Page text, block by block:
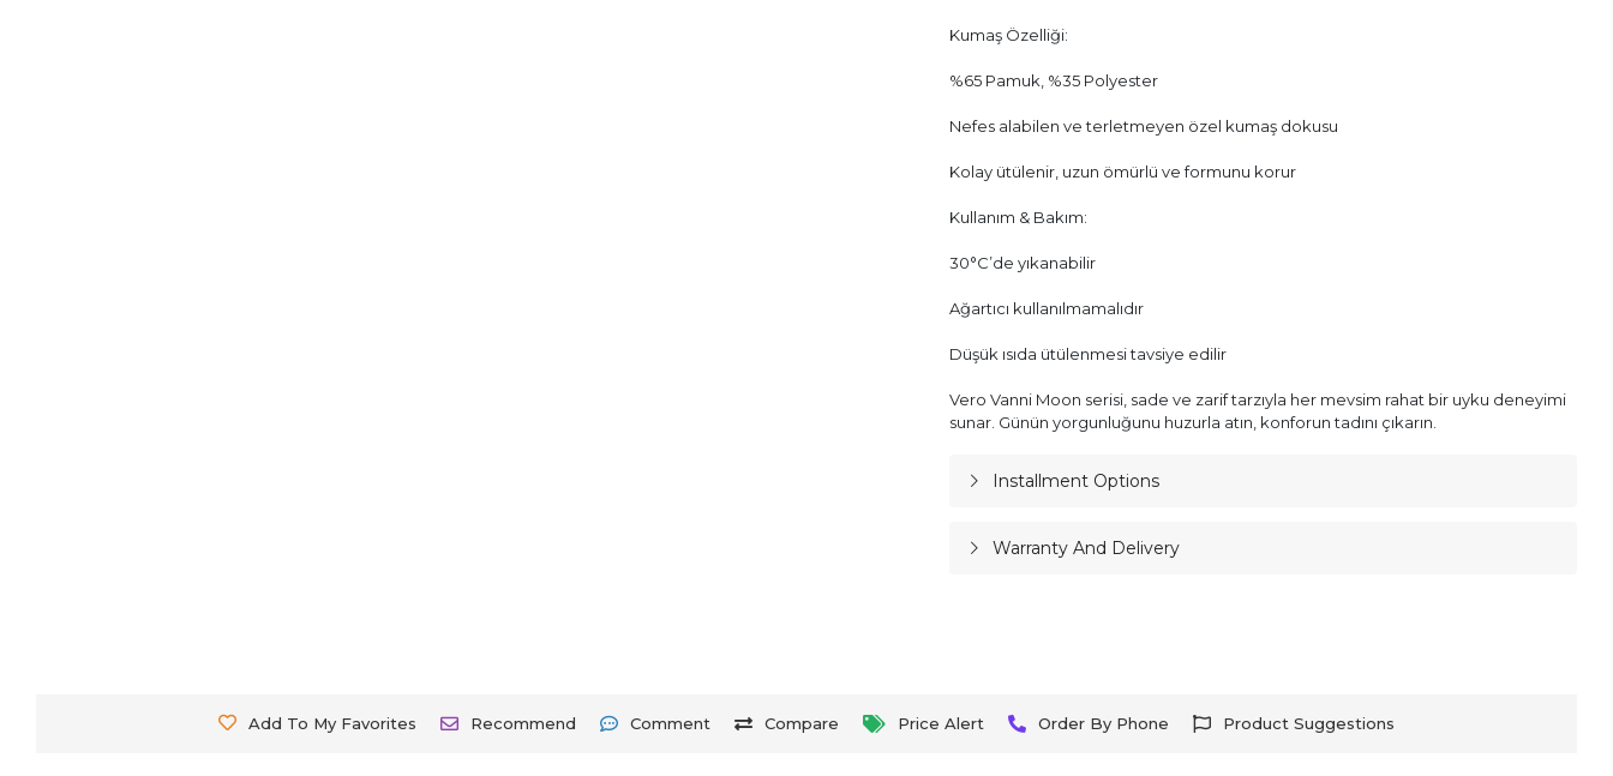
Kumaş Özelliği:
%65 Pamuk, %35 Polyester
Nefes alabilen ve terletmeyen özel kumaş dokusu
Kolay ütülenir, uzun ömürlü ve formunu korur
Kullanım & Bakım:
30°C’de yıkanabilir
Ağartıcı kullanılmamalıdır
Düşük ısıda ütülenmesi tavsiye edilir
Vero Vanni Moon serisi, sade ve zarif tarzıyla her mevsim rahat bir uyku deneyimi
sunar. Günün yorgunluğunu huzurla atın, konforun tadını çıkarın.
Installment Options
Warranty And Delivery
Add To My Favorites Recommend Comment Compare Price Alert Order By Phone Product Suggestions